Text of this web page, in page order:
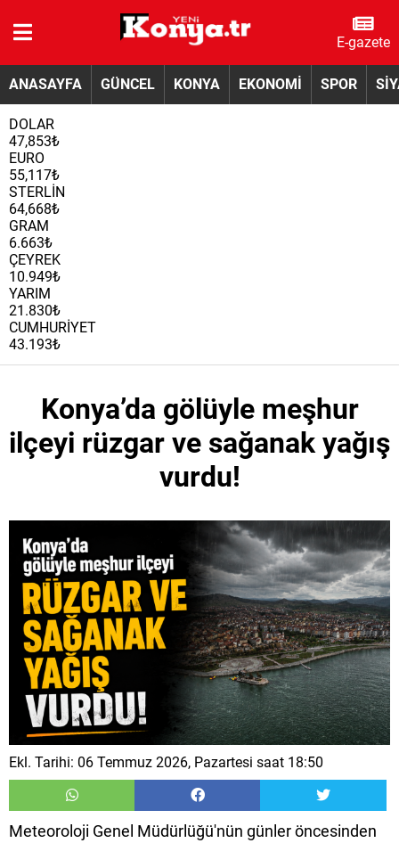
E-gazete
ANASAYFA GÜNCEL KONYA EKONOMİ SPOR
DOLAR
47,853₺
EURO
55,117₺
STERLİN
64,668₺
GRAM
6.663₺
ÇEYREK
10.949₺
YARIM
21.830₺
CUMHURİYET
43.193₺
Konya’da gölüyle meşhur
ilçeyi rüzgar ve sağanak yağış
vurdu!
Ekl. Tarihi: 06 Temmuz 2026, Pazartesi saat 18:50
Meteoroloji Genel Müdürlüğü'nün günler öncesinden